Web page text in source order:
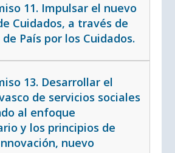
11. Impulsar el nuevo
Cuidados, a través de
País por los Cuidados.
13. Desarrollar el
de servicios sociales
al enfoque
y los principios de
nuevo